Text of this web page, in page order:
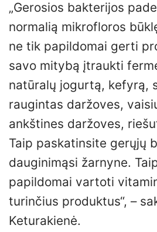
„Gerosios bakterijos
normalią mikrofloros
ne tik papildomai gerti
savo mitybą įtraukti
natūralų jogurtą, kefyrą,
raugintas daržoves,
ankštines daržoves,
Taip paskatinsite gerųjų
dauginimąsi žarnyne.
papildomai vartoti
turinčius produktus“, –
Keturakienė.